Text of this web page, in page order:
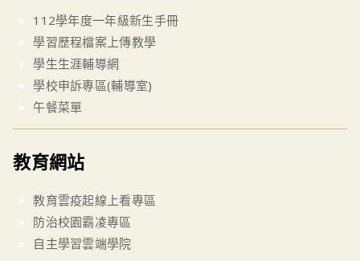
112學年度一年級新生手冊
學習歷程檔案上傳教學
學生生涯輔導網
學校申訴專區(輔導室)
午餐菜單
教育網站
教育雲疫起線上看專區
防治校園霸凌專區
自主學習雲端學院